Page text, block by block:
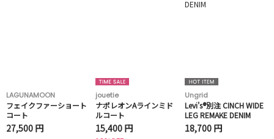
LAGUNAMOON
フェイクファーショート
コート
27,500 円
jouetie
ナポレオンAラインミド
ルコート
15,400 円
Ungrid
Levi's®別注 CINCH WIDE
LEG REMAKE DENIM
18,700 円